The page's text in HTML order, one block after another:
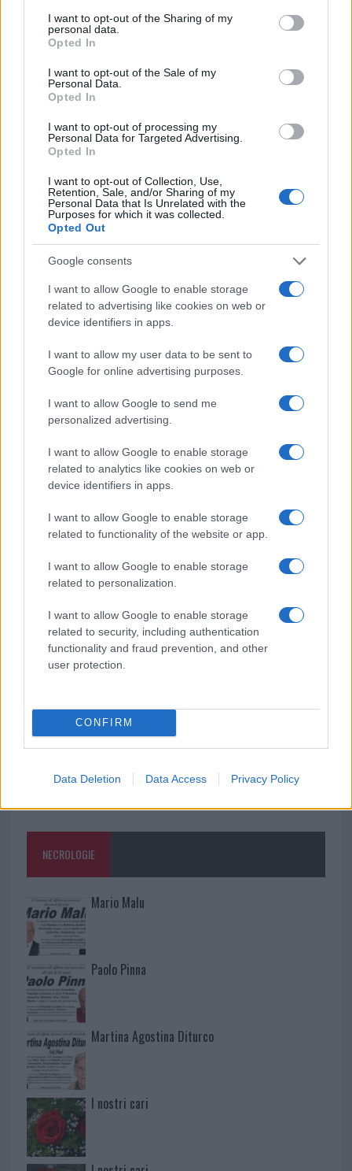
not limited to your visit or usage behaviour. You may click to
grant or deny consent to Google and its third-party tags to
use your data for below specified purposes in below Google
consent section.
I want to opt-out of the Sharing of my
personal data.
Opted In
I want to opt-out of the Sale of my
Personal Data.
Opted In
I want to opt-out of processing my
Personal Data for Targeted Advertising.
Opted In
I want to opt-out of Collection, Use,
Retention, Sale, and/or Sharing of my
Personal Data that Is Unrelated with the
Purposes for which it was collected.
Opted Out
Google consents
I want to allow Google to enable storage
related to advertising like cookies on web or
device identifiers in apps.
I want to allow my user data to be sent to
Google for online advertising purposes.
I want to allow Google to send me
personalized advertising.
I want to allow Google to enable storage
related to analytics like cookies on web or
device identifiers in apps.
I want to allow Google to enable storage
related to functionality of the website or app.
I want to allow Google to enable storage
related to personalization.
I want to allow Google to enable storage
related to security, including authentication
functionality and fraud prevention, and other
user protection.
CONFIRM
Data Deletion Data Access Privacy Policy
Condividi l'articolo
F
a
ce
b
o
o
k
T
w
it
te
r
n
te
re
st
h
s
A
p
p
h
re
Prossimo articolo
NOTIZIE RECENTI
Le previsioni meteo per il weekend a Olbia e in
Gallura
Michelle Hunziker in Gallura, bella anche dal
vivo: un amico vip svela come fa
Calangianus, dopo le polemiche il centro
Olbia, divieto di sosta contro spaccio e degrado:
esplode la protesta
soluzione ideale per la casa e l’ufficio
Monte Pino, la fine di un lungo dolore: storia e
rinascita della strada che segnò la Gallura
Raid nelle campagne di Berchidda, rischio per
la rete elettrica
NECROLOGIE
Mario Malu
Paolo Pinna
Martina Agostina Diturco
I nostri cari